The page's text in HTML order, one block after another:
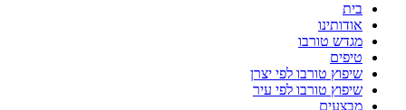
בית
אודותינו
מגדש טורבו
טיפים
שיפוץ טורבו לפי יצרן
שיפוץ טורבו לפי עיר
מבצעים